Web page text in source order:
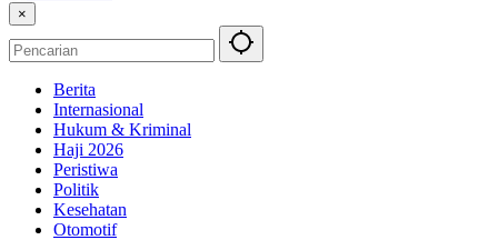
×
Berita
Internasional
Hukum & Kriminal
Haji 2026
Peristiwa
Politik
Kesehatan
Otomotif